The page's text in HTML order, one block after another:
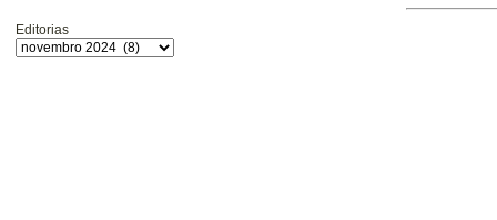
Editorias